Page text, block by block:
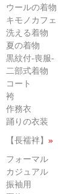
ウールの着物
キモノカフェ
洗える着物
夏の着物
黒紋付-喪服-
二部式着物
コート
袴
作務衣
踊りの衣装
【長襦袢】 »
フォーマル
カジュアル
振袖用